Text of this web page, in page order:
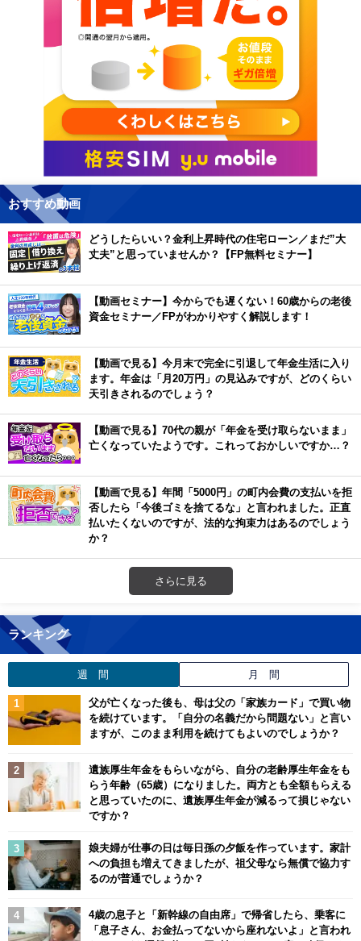
おすすめ動画
どうしたらいい？金利上昇時代の住宅ローン／まだ”大
丈夫”と思っていませんか？【FP無料セミナー】
【動画セミナー】今からでも遅くない！60歳からの老後
資金セミナー／FPがわかりやすく解説します！
【動画で見る】今月末で完全に引退して年金生活に入り
ます。年金は「月20万円」の見込みですが、どのくらい
天引きされるのでしょう？
【動画で見る】70代の親が「年金を受け取らないまま」
亡くなっていたようです。これっておかしいですか…？
【動画で見る】年間「5000円」の町内会費の支払いを拒
否したら「今後ゴミを捨てるな」と言われました。正直
払いたくないのですが、法的な拘束力はあるのでしょう
か？
さらに見る
ランキング
週 間 月 間
父が亡くなった後も、母は父の「家族カード」で買い物
を続けています。「自分の名義だから問題ない」と言い
ますが、このまま利用を続けてもよいのでしょうか？
遺族厚生年金をもらいながら、自分の老齢厚生年金をも
らう年齢（65歳）になりました。両方とも全額もらえる
と思っていたのに、遺族厚生年金が減るって損じゃない
ですか？
娘夫婦が仕事の日は毎日孫の夕飯を作っています。家計
への負担も増えてきましたが、祖父母なら無償で協力す
るのが普通でしょうか？
4歳の息子と「新幹線の自由席」で帰省したら、乗客に
「息子さん、お金払ってないから座れないよ」と言われ